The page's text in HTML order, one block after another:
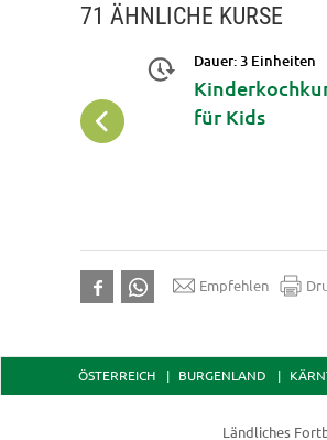
71 ÄHNLICHE KURSE
Dauer: 3 Einheiten
für Kids
Empfehlen
ÖSTERREICH BURGENLAND
Ländliches